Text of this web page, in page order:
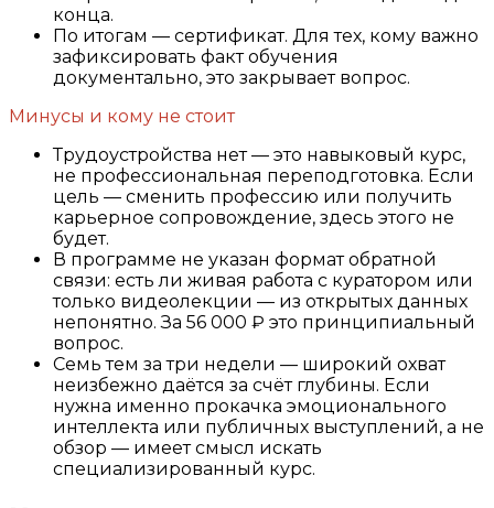
конца.
По итогам — сертификат. Для тех, кому важно
зафиксировать факт обучения
документально, это закрывает вопрос.
Минусы и кому не стоит
Трудоустройства нет — это навыковый курс,
не профессиональная переподготовка. Если
цель — сменить профессию или получить
карьерное сопровождение, здесь этого не
будет.
В программе не указан формат обратной
связи: есть ли живая работа с куратором или
только видеолекции — из открытых данных
непонятно. За 56 000 ₽ это принципиальный
вопрос.
Семь тем за три недели — широкий охват
неизбежно даётся за счёт глубины. Если
нужна именно прокачка эмоционального
интеллекта или публичных выступлений, а не
обзор — имеет смысл искать
специализированный курс.